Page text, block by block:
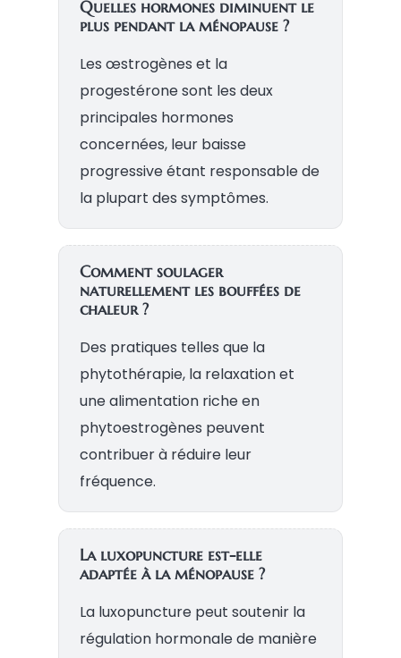
Quelles hormones diminuent le
plus pendant la ménopause ?
Les œstrogènes et la
progestérone sont les deux
principales hormones
concernées, leur baisse
progressive étant responsable de
la plupart des symptômes.
Comment soulager
naturellement les bouffées de
chaleur ?
Des pratiques telles que la
phytothérapie, la relaxation et
une alimentation riche en
phytoestrogènes peuvent
contribuer à réduire leur
fréquence.
La luxopuncture est-elle
adaptée à la ménopause ?
La luxopuncture peut soutenir la
régulation hormonale de manière